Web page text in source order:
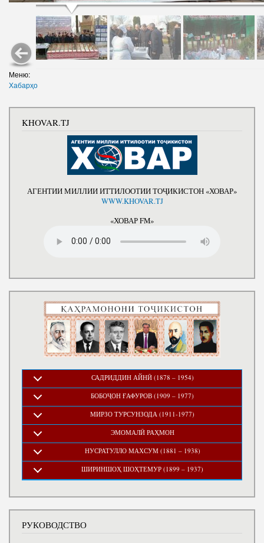
Меню:
Хабарҳо
KHOVAR.TJ
АГЕНТИИ МИЛЛИИ ИТТИЛООТИИ ТОҶИКИСТОН «ХОВАР»
WWW.KHOVAR.TJ
«ХОВАР FM»
САДРИДДИН АЙНӢ (1878 – 1954)
БОБОҶОН ҒАФУРОВ (1909 – 1977)
МИРЗО ТУРСУНЗОДА (1911-1977)
ЭМОМАЛӢ РАҲМОН
НУСРАТУЛЛО МАХСУМ (1881 – 1938)
ШИРИНШОҲ ШОҲТЕМУР (1899 – 1937)
РУКОВОДСТВО